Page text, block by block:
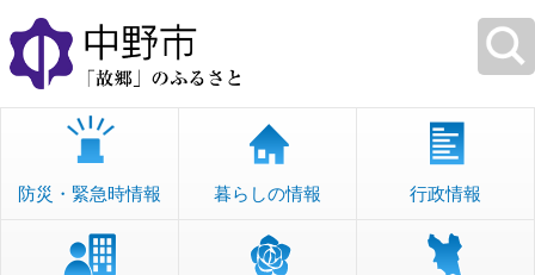
本
文
へ
移
防災・緊急時情報 暮らしの情報 行政情報